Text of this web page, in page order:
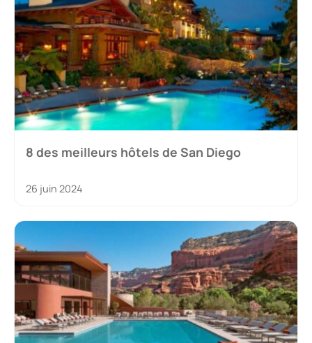
8 des meilleurs hôtels de San Diego
26 juin 2024